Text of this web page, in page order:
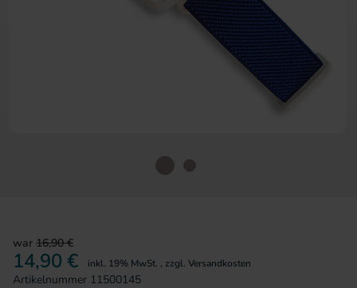
war 16,90 €
14,90 € inkl. 19% MwSt. , zzgl. Versandkosten
Artikelnummer 11500145